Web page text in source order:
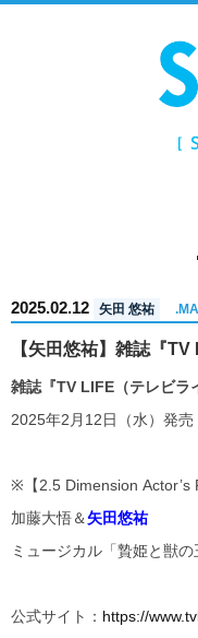
2025.02.12 矢田 悠祐
【矢田悠祐】雑誌『
雑誌『TV LIFE（テレビラ
2025年2月12日（水）発売
※【2.5 Dimension Actor’s
加藤大悟＆矢田悠祐
ミュージカル「贄姫と獣の
公式サイト： https://